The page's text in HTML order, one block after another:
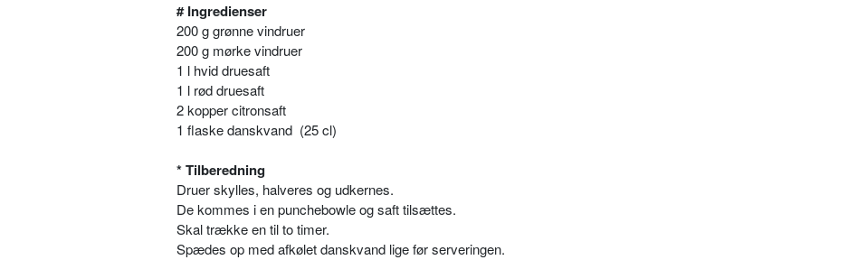
# Ingredienser
200 g grønne vindruer
200 g mørke vindruer
1 l hvid druesaft
1 l rød druesaft
2 kopper citronsaft
1 flaske danskvand (25 cl)
* Tilberedning
Druer skylles, halveres og udkernes.
De kommes i en punchebowle og saft tilsættes.
Skal trække en til to timer.
Spædes op med afkølet danskvand lige før serveringen.